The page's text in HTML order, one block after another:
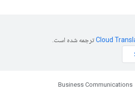
ترجمه شده است.
Business Communications